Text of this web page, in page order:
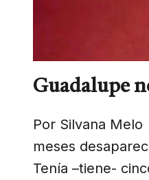
Guadalupe
Por Silvana
meses
Tenía –tiene-